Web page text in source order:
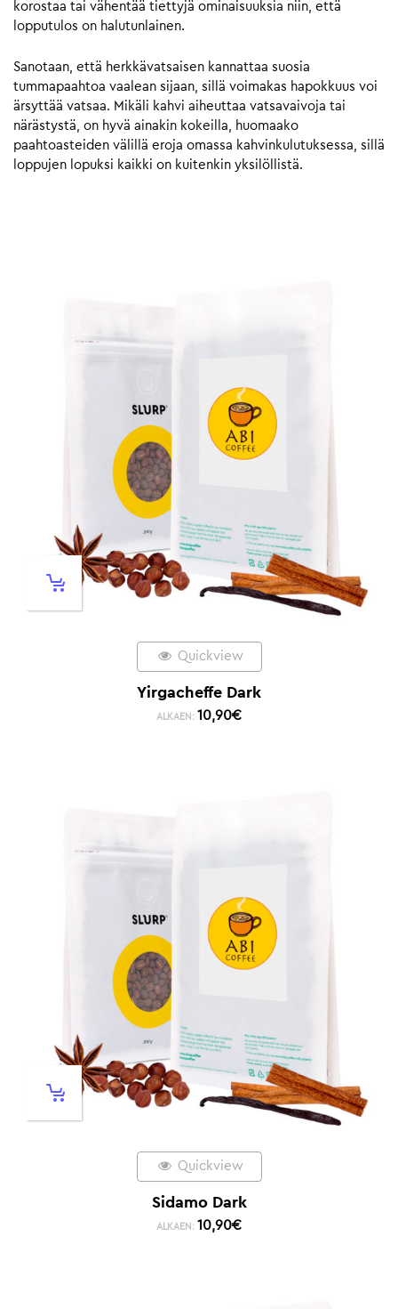
korostaa tai vähentää tiettyjä ominaisuuksia niin, että
lopputulos on halutunlainen.
Sanotaan, että herkkävatsaisen kannattaa suosia
tummapaahtoa vaalean sijaan, sillä voimakas hapokkuus voi
ärsyttää vatsaa. Mikäli kahvi aiheuttaa vatsavaivoja tai
närästystä, on hyvä ainakin kokeilla, huomaako
paahtoasteiden välillä eroja omassa kahvinkulutuksessa, sillä
loppujen lopuksi kaikki on kuitenkin yksilöllistä.
Quickview
Yirgacheffe Dark
ALKAEN: 10,90€
Quickview
Sidamo Dark
ALKAEN: 10,90€